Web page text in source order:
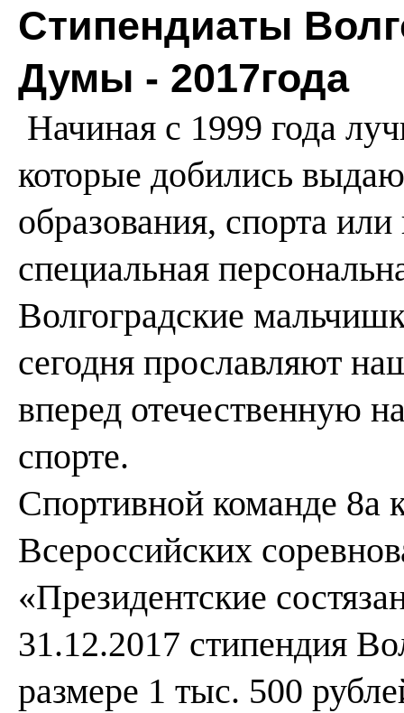
Стипендиаты
Думы - 2017года
Начиная с 1999 года
которые добились
образования, спорта
специальная
Волгоградские
сегодня прославляют
вперед отечественную
спорте.
Спортивной команде 8а
Всероссийских
«Президентские
31.12.2017 стипендия
размере 1 тыс. 500